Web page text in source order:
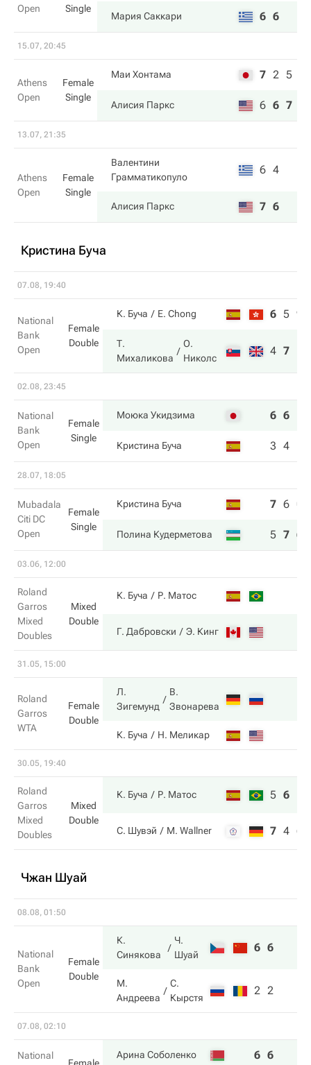
Open
Single
Мария Саккари 6 6
15.07, 20:45
Athens
Open
Female
Single
Маи Хонтама 7 2 5
Алисия Паркс 6 6 7
13.07, 21:35
Athens
Open
Female
Single
Валентини
Грамматикопуло
6 4
Алисия Паркс 7 6
Кристина Буча
07.08, 19:40
National
Bank
Open
Female
Double
К. Буча E. Chong 6 5 9
Т.
Михаликова
О.
Николс
4 7
02.08, 23:45
National
Bank
Open
Female
Single
Моюка Укидзима 6 6
Кристина Буча 3 4
28.07, 18:05
Mubadala
Citi DC
Open
Female
Single
Кристина Буча 7 6 0
Полина Кудерметова 5 7 6
03.06, 12:00
Roland
Garros
Mixed
Doubles
Mixed
Double
К. Буча Р. Матос
Г. Дабровски Э. Кинг
31.05, 15:00
Roland
Garros
WTA
Female
Double
Л.
Зигемунд
В.
Звонарева
К. Буча Н. Меликар
30.05, 19:40
Roland
Garros
Mixed
Doubles
Mixed
Double
К. Буча Р. Матос 5 6
С. Шувэй M. Wallner 7 4 6
Чжан Шуай
08.08, 01:50
National
Bank
Open
Female
Double
К.
Синякова
Ч.
Шуай
6 6
М.
Андреева
С.
Кырстя
2 2
07.08, 02:10
National
Арина Соболенко 6 6